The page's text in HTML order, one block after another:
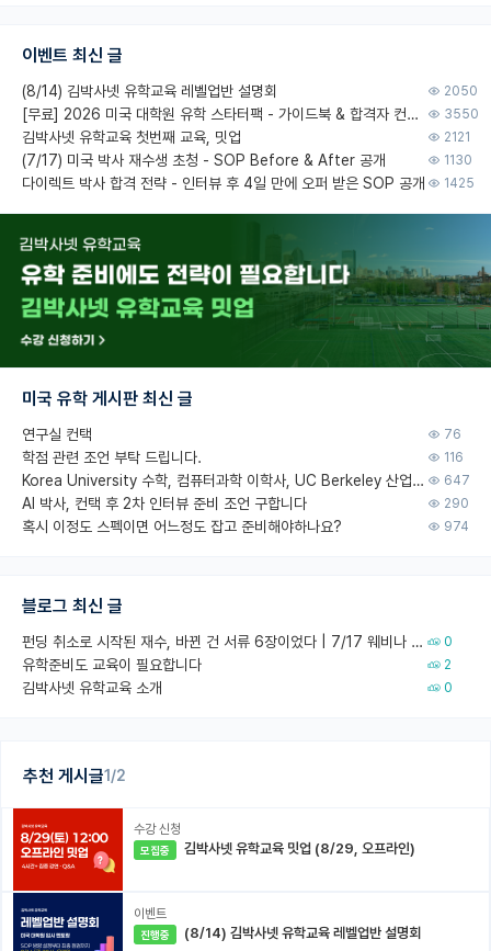
추천 게시글1/2
수강 신청
모집중 김박사넷 유학교육 밋업 (8/29, 오프라인)
이벤트
진행중 (8/14) 김박사넷 유학교육 레벨업반 설명회
이벤트 최신 글
(8/14) 김박사넷 유학교육 레벨업반 설명회 2050
[무료] 2026 미국 대학원 유학 스타터팩 - 가이드북 & 합격자 컨택메일 템플릿 3550
김박사넷 유학교육 첫번째 교육, 밋업 2121
(7/17) 미국 박사 재수생 초청 - SOP Before & After 공개 1130
다이렉트 박사 합격 전략 - 인터뷰 후 4일 만에 오퍼 받은 SOP 공개 1425
미국 유학 게시판 최신 글
연구실 컨택 76
학점 관련 조언 부탁 드립니다. 116
Korea University 수학, 컴퓨터과학 이학사, UC Berkeley 산업공학 대학원 공학박사가 되는 것은 쉽지 않겠죠? 647
AI 박사, 컨택 후 2차 인터뷰 준비 조언 구합니다 290
혹시 이정도 스펙이면 어느정도 잡고 준비해야하나요? 974
블로그 최신 글
펀딩 취소로 시작된 재수, 바뀐 건 서류 6장이었다 | 7/17 웨비나 회고 0
유학준비도 교육이 필요합니다 2
김박사넷 유학교육 소개 0